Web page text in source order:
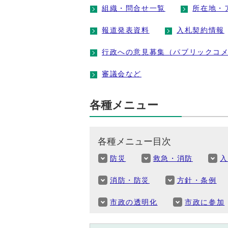
組織・問合せ一覧 所在地・
報道発表資料 入札契約情報
行政への意見募集（パブリックコ
審議会など
各種メニュー
各種メニュー目次
防災 救急・消防
消防・防災 方針・条例
市政の透明化 市政に参加